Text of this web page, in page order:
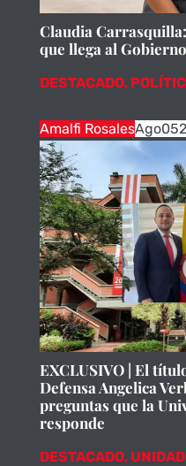
Claudia
que llega al
DESTACADO,
Amalfi RosalesAgo05
EXCLUSIVO | El
Defensa Angelica
preguntas que la
responde
DESTACADO,